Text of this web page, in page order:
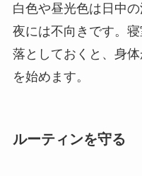
白色や昼光色は日中
夜には不向きです。
落としておくと、身
を始めます。
ルーティンを守る